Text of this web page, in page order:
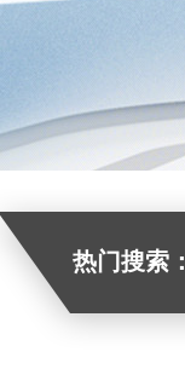
热门搜索：